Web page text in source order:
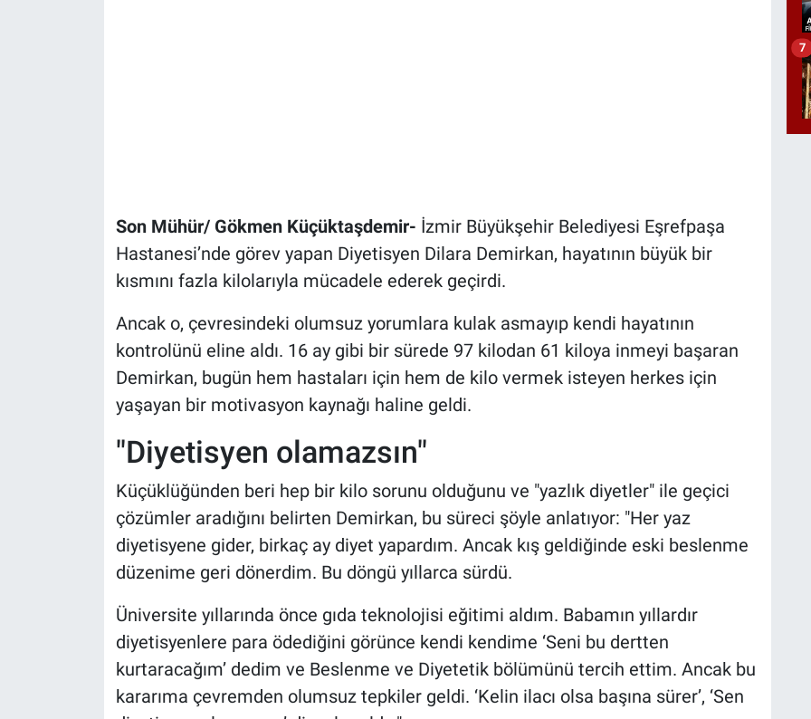
Son Mühür/ Gökmen Küçüktaşdemir- İzmir Büyükşehir Belediyesi Eşrefpaşa
Hastanesi’nde görev yapan Diyetisyen Dilara Demirkan, hayatının büyük bir
kısmını fazla kilolarıyla mücadele ederek geçirdi.
Ancak o, çevresindeki olumsuz yorumlara kulak asmayıp kendi hayatının
kontrolünü eline aldı. 16 ay gibi bir sürede 97 kilodan 61 kiloya inmeyi başaran
Demirkan, bugün hem hastaları için hem de kilo vermek isteyen herkes için
yaşayan bir motivasyon kaynağı haline geldi.
"Diyetisyen olamazsın"
Küçüklüğünden beri hep bir kilo sorunu olduğunu ve "yazlık diyetler" ile geçici
çözümler aradığını belirten Demirkan, bu süreci şöyle anlatıyor: "Her yaz
diyetisyene gider, birkaç ay diyet yapardım. Ancak kış geldiğinde eski beslenme
düzenime geri dönerdim. Bu döngü yıllarca sürdü.
Üniversite yıllarında önce gıda teknolojisi eğitimi aldım. Babamın yıllardır
diyetisyenlere para ödediğini görünce kendi kendime ‘Seni bu dertten
kurtaracağım’ dedim ve Beslenme ve Diyetetik bölümünü tercih ettim. Ancak bu
kararıma çevremden olumsuz tepkiler geldi. ‘Kelin ilacı olsa başına sürer’, ‘Sen
7